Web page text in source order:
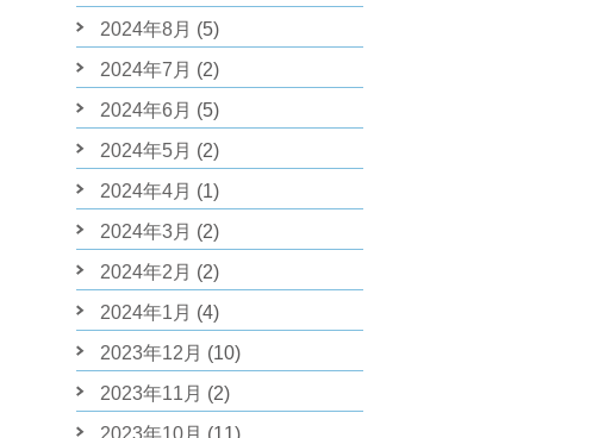
2024年8月 (5)
2024年7月 (2)
2024年6月 (5)
2024年5月 (2)
2024年4月 (1)
2024年3月 (2)
2024年2月 (2)
2024年1月 (4)
2023年12月 (10)
2023年11月 (2)
2023年10月 (11)